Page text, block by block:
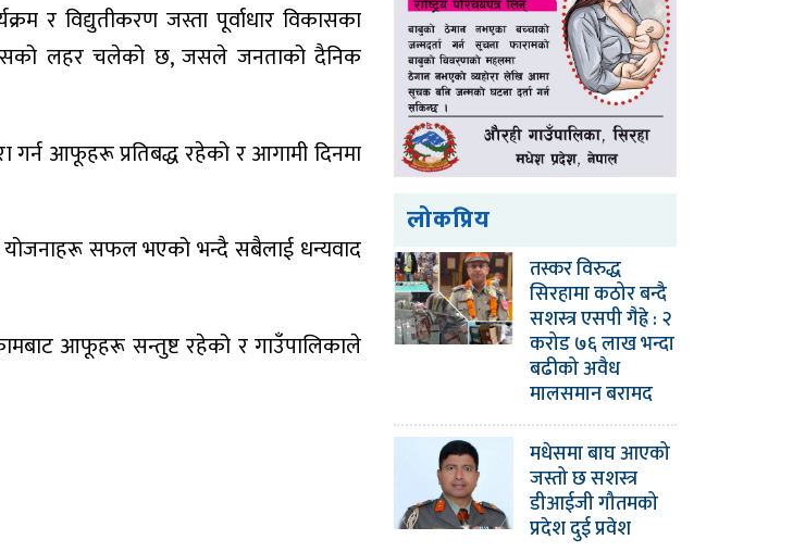
र विद्युतीकरण जस्ता पूर्वाधार विकासका
लहर चलेको छ, जसले जनताको दैनिक
गर्न आफूहरू प्रतिबद्ध रहेको र आगामी दिनमा
योजनाहरू सफल भएको भन्दै सबैलाई धन्यवाद
कामबाट आफूहरू सन्तुष्ट रहेको र गाउँपालिकाले
लोकप्रिय
तस्कर विरुद्ध
सिरहामा कठोर बन्दै
सशस्त्र एसपी गैह्रे : २
करोड ७६ लाख भन्दा
बढीको अवैध
मालसमान बरामद
मधेसमा बाघ आएको
जस्तो छ सशस्त्र
डीआईजी गौतमको
प्रदेश दुई प्रवेश